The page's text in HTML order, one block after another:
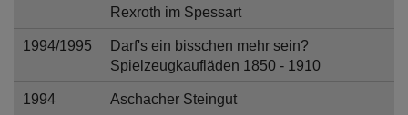
Rexroth im Spessart
1994/1995
Darf's ein bisschen mehr sein?
Spielzeugkaufläden 1850 - 1910
1994 Aschacher Steingut